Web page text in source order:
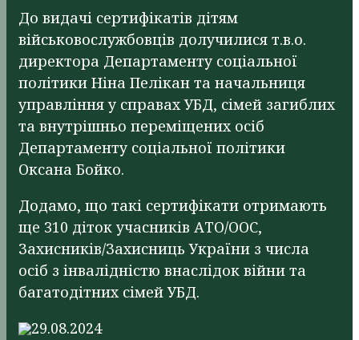
До видачі сертифікатів дітям
військовослужбовців долучилися т.в.о.
директора Департаменту соціальної
політики Ніна Пелікан та начальниця
управління у справах УБД, сімей загиблих
та внутрішньо переміщених осіб
Департаменту соціальної політики
Оксана Бойко.
Додамо, що такі сертифікати отримають
ще 310 діток учасників АТО/ООС,
Захисників/Захисниць України з числа
осіб з інвалідністю внаслідок війни та
багатодітних сімей УБД.
29.08.2024